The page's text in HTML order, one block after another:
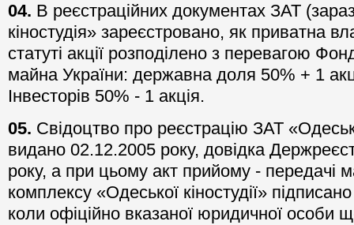
04. В реєстраційних документах ЗАТ
кіностудія» зареєстровано, як приватна
статуті акції розподілено з перевагою
майна України: державна доля 50% + 1
Інвесторів 50% - 1 акція.
05. Свідоцтво про реєстрацію ЗАТ
видано 02.12.2005 року, довідка
року, а при цьому акт прийому - передачі
комплексу «Одеської кіностудії»
коли офіційно вказаної юридичної особи